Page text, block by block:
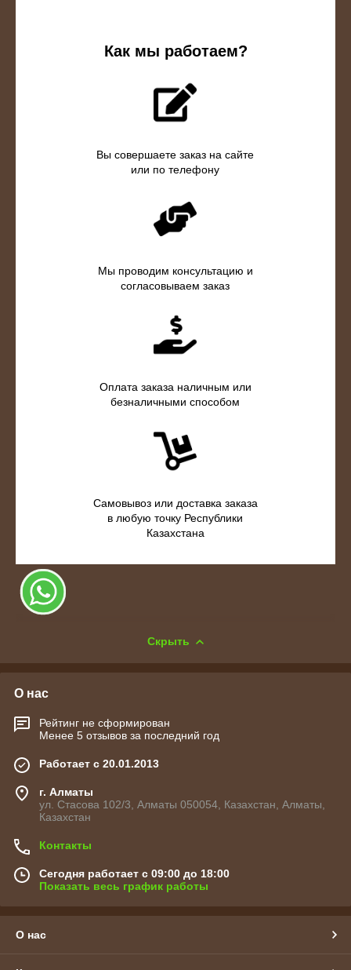
Как мы работаем?
Вы совершаете заказ на сайте
или по телефону
Мы проводим консультацию и
согласовываем заказ
Оплата заказа наличным или
безналичными способом
Самовывоз или доставка заказа
в любую точку Республики
Казахстана
Скрыть
О нас
Рейтинг не сформирован
Менее 5 отзывов за последний год
Работает с 20.01.2013
г. Алматы
ул. Стасова 102/3, Алматы 050054, Казахстан, Алматы,
Казахстан
Контакты
Сегодня работает с 09:00 до 18:00
Показать весь график работы
О нас